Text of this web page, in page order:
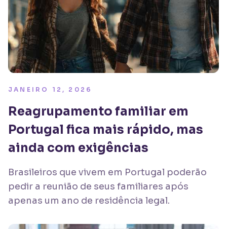
JANEIRO 12, 2026
Reagrupamento familiar em
Portugal fica mais rápido, mas
ainda com exigências
Brasileiros que vivem em Portugal poderão
pedir a reunião de seus familiares após
apenas um ano de residência legal.